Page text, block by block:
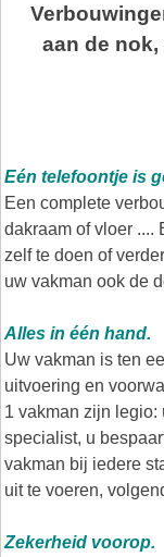
aan de
Eén telefoontje is
Een complete
dakraam of vloer ....
zelf te doen of
uw vakman ook de
Alles in één hand.
Uw vakman is ten
uitvoering en
1 vakman zijn legio:
specialist, u
vakman bij iedere
uit te voeren,
Zekerheid voorop.